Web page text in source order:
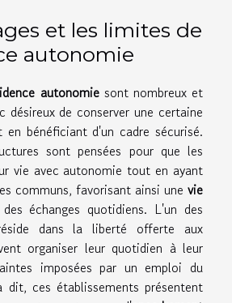
et les limites de
autonomie
autonomiesont nombreux et
désireux de conserver une certaine
en bénéficiant d'un cadre sécurisé.
sont pensées pour que les
vie avec autonomie tout en ayant
communs, favorisant ainsi une vie
échanges quotidiens. L'un des
dans la liberté offerte aux
organiser leur quotidien à leur
imposées par un emploi du
dit, ces établissements présentent